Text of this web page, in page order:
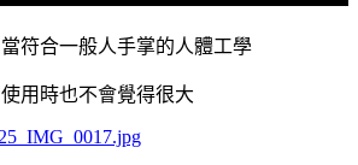
符合一般人手掌的人體工學
用時也不會覺得很大